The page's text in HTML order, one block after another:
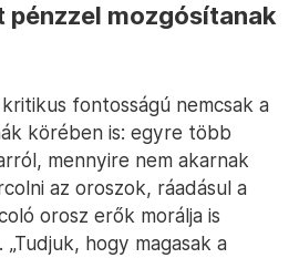
pénzzel mozgósítanak
fontosságú nemcsak a
körében is: egyre több
mennyire nem akarnak
az oroszok, ráadásul a
orosz erők morálja is
„Tudjuk, hogy magasak a